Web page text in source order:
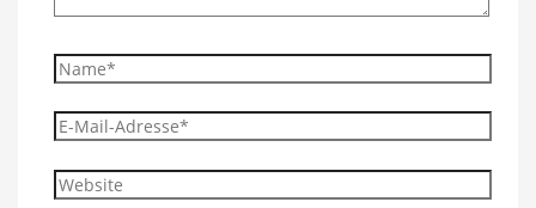
Name*
E-
Mail-
Adresse*
Website